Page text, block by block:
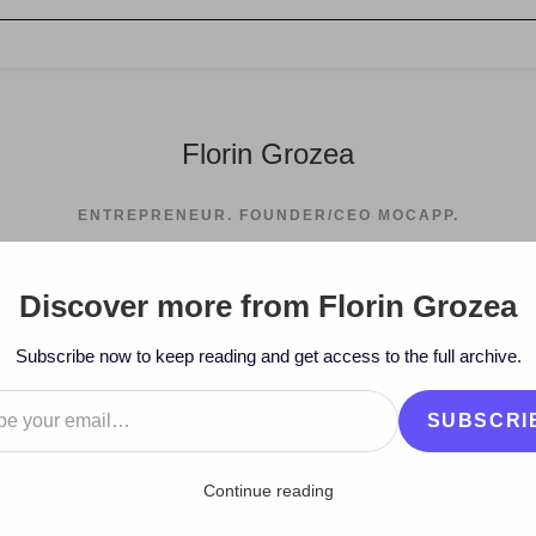
Florin Grozea
ENTREPRENEUR. FOUNDER/CEO MOCAPP.
Discover more from Florin Grozea
Subscribe now to keep reading and get access to the full archive.
Continue reading